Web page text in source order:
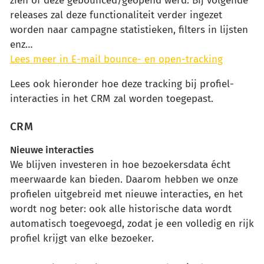
releases zal deze functionaliteit verder ingezet
worden naar campagne statistieken, filters in lijsten
enz…
Lees meer in E-mail bounce- en open-tracking
Lees ook hieronder hoe deze tracking bij profiel-
interacties in het CRM zal worden toegepast.
CRM
Nieuwe interacties
We blijven investeren in hoe bezoekersdata écht
meerwaarde kan bieden. Daarom hebben we onze
profielen uitgebreid met nieuwe interacties, en het
wordt nog beter: ook alle historische data wordt
automatisch toegevoegd, zodat je een volledig en rijk
profiel krijgt van elke bezoeker.